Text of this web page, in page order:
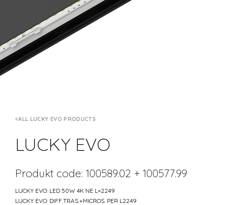
ALL LUCKY EVO PRODUCTS
LUCKY EVO
Produkt code: 100589.02 + 100577.99
LUCKY EVO: LED 50W 4K NE L=2249
LUCKY EVO: DIFF.TRAS.+MICROS. PER L2249